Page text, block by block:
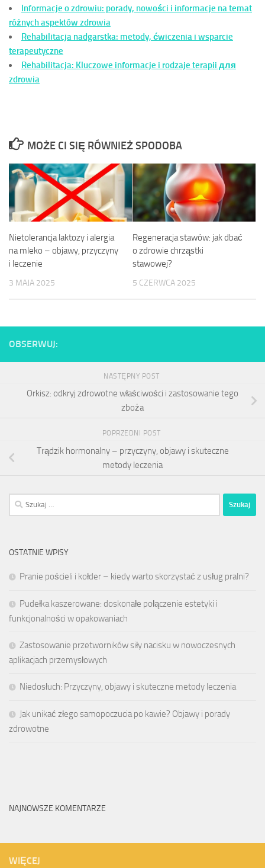
Informacje o zdrowiu: porady, nowości i informacje na temat
różnych aspektów zdrowia
Rehabilitacja nadgarstka: metody, ćwiczenia i wsparcie
terapeutyczne
Rehabilitacja: Kluczowe informacje i rodzaje terapii для
zdrowia
MOŻE CI SIĘ RÓWNIEŻ SPODOBA
Nietolerancja laktozy i alergia
na mleko – objawy, przyczyny
i leczenie
3 MAJA 2025
Regeneracja stawów: jak dbać
o zdrowie chrząstki
stawowej?
5 CZERWCA 2025
OBSERWUJ:
NASTĘPNY POST
Orkisz: odkryj zdrowotne właściwości i zastosowanie tego
zboża
POPRZEDNI POST
Trądzik hormonalny – przyczyny, objawy i skuteczne
metody leczenia
Szukaj:
OSTATNIE WPISY
Pranie pościeli i kołder – kiedy warto skorzystać z usług pralni?
Pudełka kaszerowane: doskonałe połączenie estetyki i
funkcjonalności w opakowaniach
Zastosowanie przetworników siły nacisku w nowoczesnych
aplikacjach przemysłowych
Niedosłuch: Przyczyny, objawy i skuteczne metody leczenia
Jak unikać złego samopoczucia po kawie? Objawy i porady
zdrowotne
NAJNOWSZE KOMENTARZE
WIĘCEJ